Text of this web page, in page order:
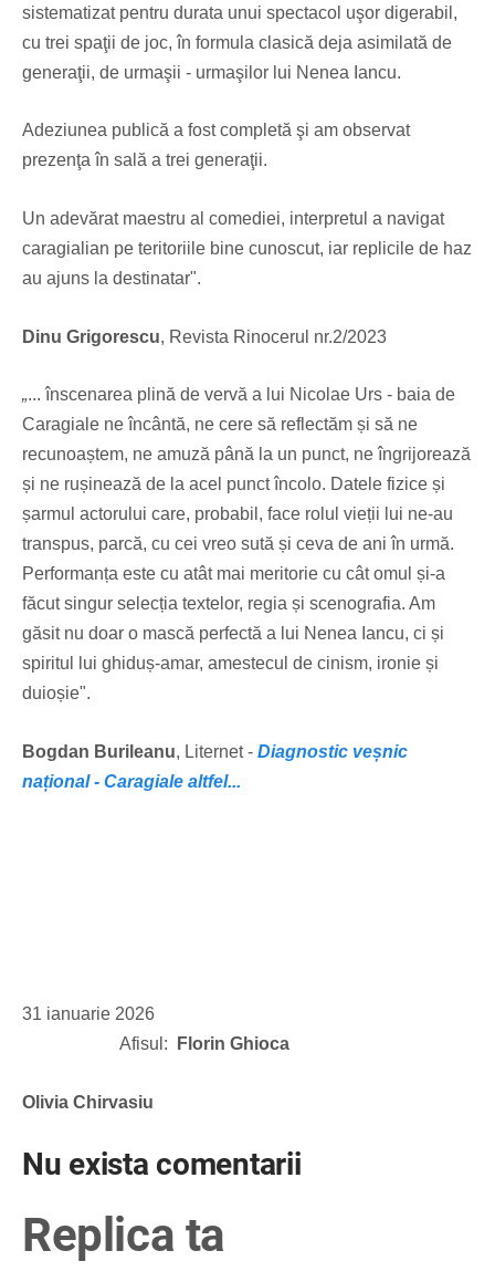
sistematizat pentru durata unui spectacol uşor digerabil,
cu trei spaţii de joc, în formula clasică deja asimilată de
generaţii, de urmaşii - urmaşilor lui Nenea Iancu.
Adeziunea publică a fost completă şi am observat
prezenţa în sală a trei generaţii.
Un adevărat maestru al comediei, interpretul a navigat
caragialian pe teritoriile bine cunoscut, iar replicile de haz
au ajuns la destinatar".
Dinu Grigorescu, Revista Rinocerul nr.2/2023
„... înscenarea plină de vervă a lui Nicolae Urs - baia de
Caragiale ne încântă, ne cere să reflectăm și să ne
recunoaștem, ne amuză până la un punct, ne îngrijorează
și ne rușinează de la acel punct încolo. Datele fizice și
șarmul actorului care, probabil, face rolul vieții lui ne-au
transpus, parcă, cu cei vreo sută și ceva de ani în urmă.
Performanța este cu atât mai meritorie cu cât omul și-a
făcut singur selecția textelor, regia și scenografia. Am
găsit nu doar o mască perfectă a lui Nenea Iancu, ci și
spiritul lui ghiduș-amar, amestecul de cinism, ironie și
duioșie".
Bogdan Burileanu, Liternet - Diagnostic veșnic
național - Caragiale altfel...
31 ianuarie 2026
Afisul:
Florin Ghioca
Olivia Chirvasiu
Nu exista comentarii
Replica ta